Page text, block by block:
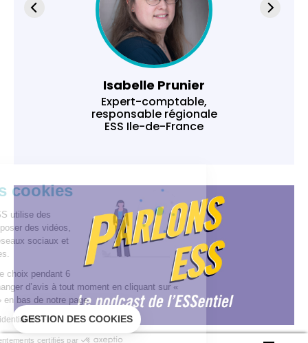
Isabelle Prunier
Expert-comptable,
responsable régionale
ESS Ile-de-France
Gestion des cookies
Ce site In Extenso ESS utilise des
cookies pour vous proposer des vidéos,
vous connecter aux réseaux sociaux et
réaliser des statistiques.
Nous conservons votre choix pendant 6
mois. Vous pouvez changer d’avis à tout moment en cliquant sur «
Gestion des cookies » en bas de notre page.
Lire la politique de confidentialité
Consentements certifiés par
GESTION DES COOKIES